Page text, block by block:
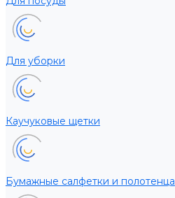
Для уборки
Каучуковые щетки
Бумажные салфетки и полотенца